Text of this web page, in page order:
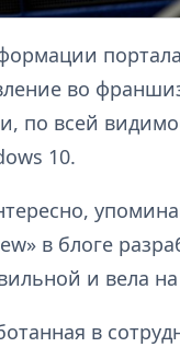
во
по всей
10.
в блоге
и вела
в